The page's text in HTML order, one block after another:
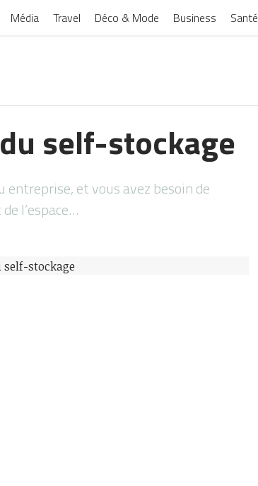
Média Travel Déco & Mode Business Santé
self-stockage
entreprise, et vous avez besoin de
l’espace…